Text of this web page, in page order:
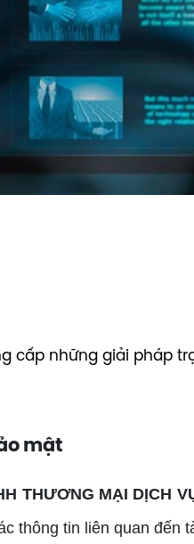
cấp những giải pháp
mật
THƯƠNG MẠI DỊCH
thông tin liên quan đến